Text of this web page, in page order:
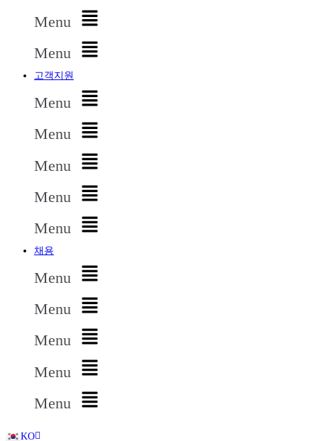
Menu
Menu
고객지원
Menu
Menu
Menu
Menu
Menu
채용
Menu
Menu
Menu
Menu
Menu
KO